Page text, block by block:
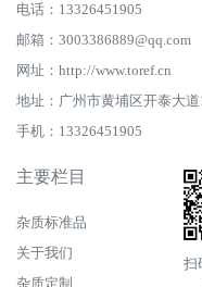
电话：13326451905
邮箱：3003386889@qq.com
网址：http://www.toref.cn
地址：广州市黄埔区开泰大道
手机：13326451905
主要栏目
杂质标准品
关于我们
杂质定制
扫